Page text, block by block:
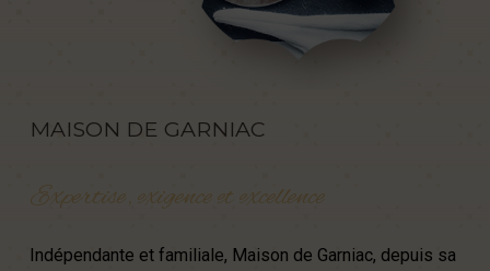
MAISON DE GARNIAC
Expertise, exigenceetexcellence
Indépendante et familiale, Maison de Garniac, depuis sa